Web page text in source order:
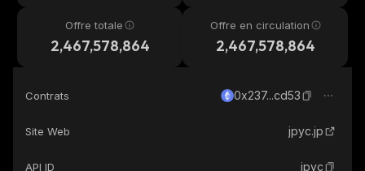
Offre totale
2,467,578,864
Offre en circulation
2,467,578,864
Contrats 0x237...cd53
Site Web jpyc.jp
API ID jpyc